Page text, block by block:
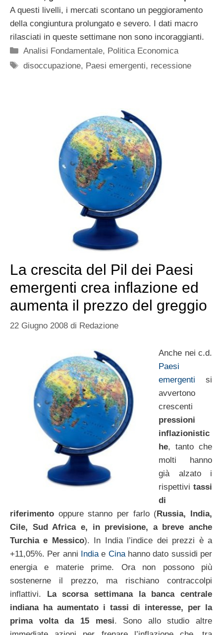
A questi livelli, i mercati scontano un peggioramento
della congiuntura prolungato e severo. I dati macro
rilasciati in queste settimane non sono incoraggianti.
Categorie
Analisi Fondamentale, Politica Economica
Tag
disoccupazione, Paesi emergenti, recessione
La crescita del Pil dei Paesi
emergenti crea inflazione ed
aumenta il prezzo del greggio
22 Giugno 2008 di Redazione
Anche nei c.d.
Paesi
emergenti si
avvertono
crescenti
pressioni
inflazionistic
he, tanto che
molti hanno
già alzato i
rispettivi tassi
di
riferimento oppure stanno per farlo (Russia, India,
Cile, Sud Africa e, in previsione, a breve anche
Turchia e Messico). In India l’indice dei prezzi è a
+11,05%. Per anni Indiae Cinahanno dato sussidi per
energia e materie prime. Ora non possono più
sostenerne il prezzo, ma rischiano contraccolpi
inflattivi. La scorsa settimana la banca centrale
indiana ha aumentato i tassi di interesse, per la
prima volta da 15 mesi. Sono allo studio altre